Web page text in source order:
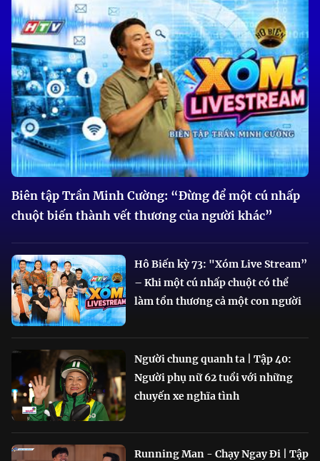
Biên tập Trần Minh Cường: “Đừng để một cú nhấp
chuột biến thành vết thương của người khác”
Hô Biến kỳ 73: "Xóm Live Stream”
– Khi một cú nhấp chuột có thể
làm tổn thương cả một con người
Người chung quanh ta | Tập 40:
Người phụ nữ 62 tuổi với những
chuyến xe nghĩa tình
Running Man - Chạy Ngay Đi | Tập